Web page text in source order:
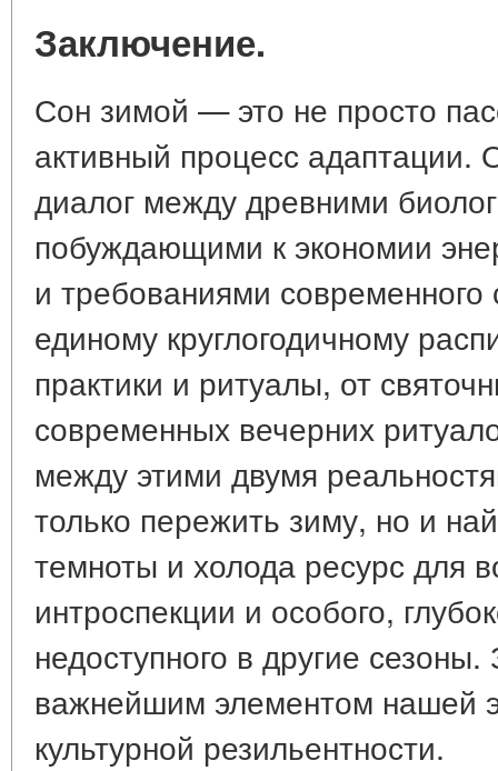
Заключение.
Сон зимой — это не просто
активный процесс адаптации.
диалог между древними
побуждающими к экономии
и требованиями
единому круглогодичному
практики и ритуалы, от
современных вечерних
между этими двумя
только пережить зиму, но и
темноты и холода ресурс для
интроспекции и особого,
недоступного в другие
важнейшим элементом нашей
культурной резильентности.